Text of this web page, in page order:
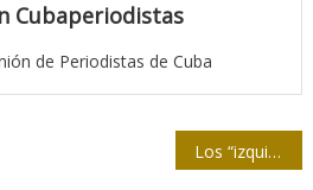
Cubaperiodistas
de Periodistas de Cuba
Los “izquierdistas” y los anexionistas de Cuba: “¿Por qué no los nombró?”.